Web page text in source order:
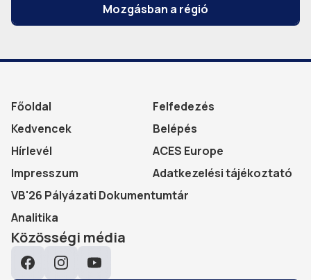
Mozgásban a régió
Főoldal
Felfedezés
Kedvencek
Belépés
Hírlevél
ACES Europe
Impresszum
Adatkezelési tájékoztató
VB'26 Pályázati Dokumentumtár
Analitika
Közösségi média